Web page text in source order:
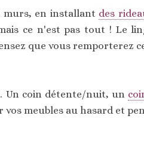
murs, en installant des
ce n'est pas tout ! Le
que vous remporterez
Un coin détente/nuit, un
meubles au hasard et